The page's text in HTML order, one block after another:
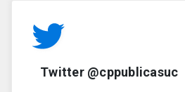
Twitter @cppublicasuc